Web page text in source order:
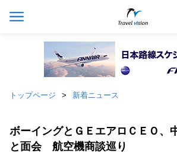
トップページ 新着ニュース
ボーイングとＧＥエアロＣＥＯ、
と面会 航空機商談巡り